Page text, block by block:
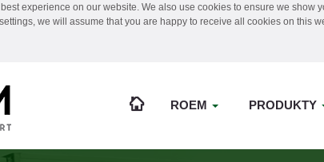
experience on our website. We also use cookies to ensure we show
we will assume that you are happy to receive all cookies on this
ROEM PRODUKTY